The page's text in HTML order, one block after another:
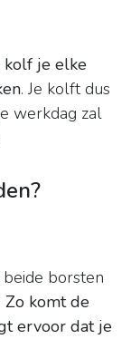
kolf je elke
. Je kolft dus
werkdag zal
borsten
Zo komt de
ervoor dat je